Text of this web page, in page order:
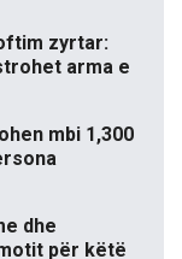
zyrtar:
arma e
mbi 1,300
dhe
për këtë